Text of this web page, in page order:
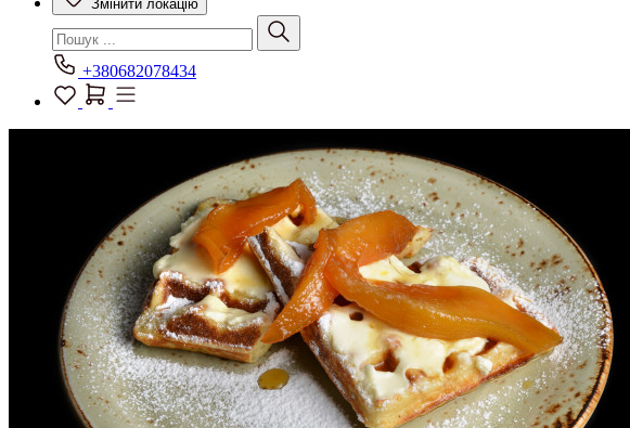
Змінити локацію
+380682078434